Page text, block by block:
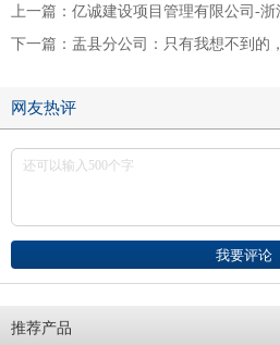
上一篇： 亿诚建设项目管理有限公司-浙
下一篇： 盂县分公司：只有我想不到的
网友热评
推荐产品